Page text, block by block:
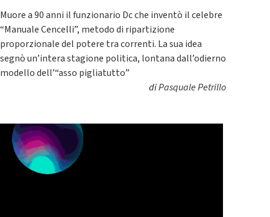
Muore a 90 anni il funzionario Dc che inventò il celebre
“Manuale Cencelli”, metodo di ripartizione
proporzionale del potere tra correnti. La sua idea
segnò un’intera stagione politica, lontana dall’odierno
modello dell’“asso pigliatutto”
diPasquale Petrillo